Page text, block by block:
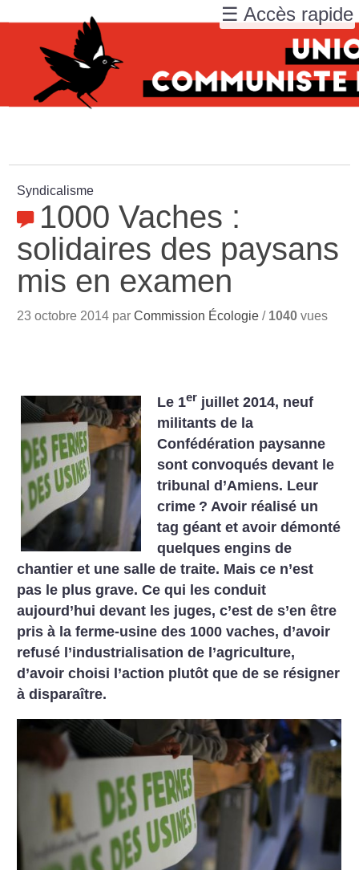
Syndicalisme
1000 Vaches :
solidaires des paysans
mis en examen
23 octobre 2014 parCommission Écologie / 1040 vues
Le 1er juillet 2014, neuf
militants de la
Confédération paysanne
sont convoqués devant le
tribunal d’Amiens. Leur
crime ? Avoir réalisé un
tag géant et avoir démonté
quelques engins de
chantier et une salle de traite. Mais ce n’est
pas le plus grave. Ce qui les conduit
aujourd’hui devant les juges, c’est de s’en être
pris à la ferme-usine des 1000 vaches, d’avoir
refusé l’industrialisation de l’agriculture,
d’avoir choisi l’action plutôt que de se résigner
à disparaître.
☰ Accès rapide